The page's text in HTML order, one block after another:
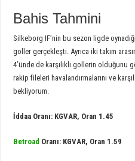
Bahis Tahmini
Silkeborg IF’nin bu sezon ligde
goller gerçekleşti. Ayrıca iki takım
4’ünde de karşılıklı gollerin olduğunu
rakip fileleri havalandırmalarını ve
bekliyorum.
İddaa Oranı: KGVAR, Oran 1.45
Betroad Oranı: KGVAR, Oran 1.59